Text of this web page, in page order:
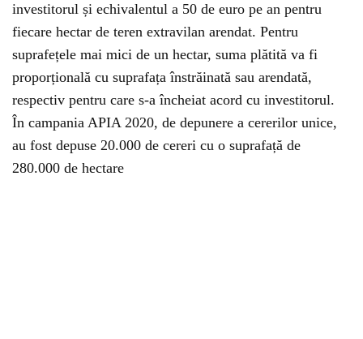
investitorul și echivalentul a 50 de euro pe an pentru
fiecare hectar de teren extravilan arendat. Pentru
suprafețele mai mici de un hectar, suma plătită va fi
proporțională cu suprafața înstrăinată sau arendată,
respectiv pentru care s-a încheiat acord cu investitorul.
În campania APIA 2020, de depunere a cererilor unice,
au fost depuse 20.000 de cereri cu o suprafață de
280.000 de hectare